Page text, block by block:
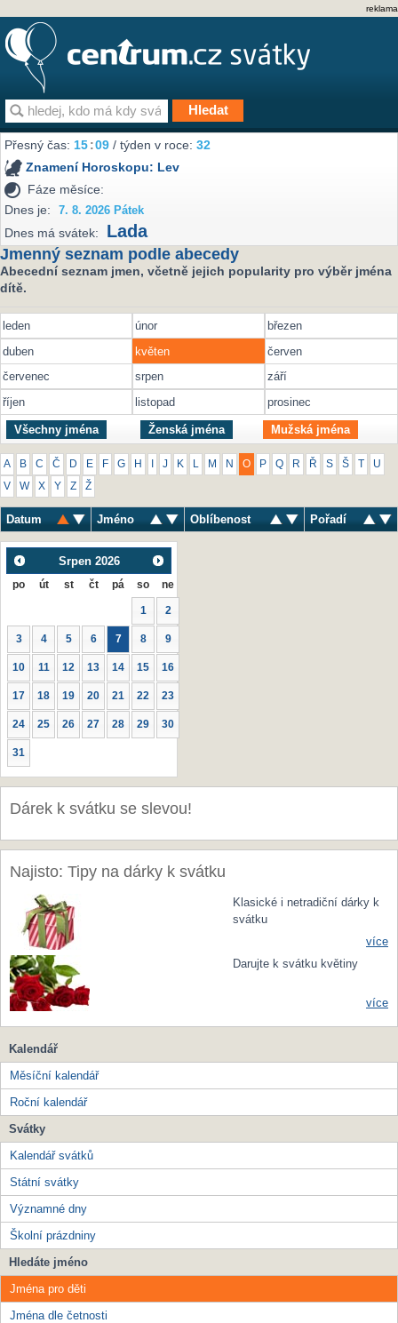
reklama
Přesný čas:15 09 / týden v roce:32
Znamení Horoskopu: Lev
Fáze měsíce:
Dnes je:
7. 8. 2026 Pátek
Dnes má svátek: Lada
Jmenný seznam podle abecedy
Abecední seznam jmen, včetně jejich popularity pro výběr jména
dítě.
leden únor
březen
duben
květen
červen
červenec
srpen
září
říjen
listopad prosinec
Všechny jména Ženská jména Mužská jména
A B C Č D E F G H J K M N O P Q R Ř S Š U
V W X Y Z Ž
Datum Jméno Oblíbenost Pořadí
Srpen 2026
po út st čt pá so ne
1 2
3 4 5 6 7 8 9
10 11 12 13 14 15 16
17 18 19 20 21 22 23
24 25 26 27 28 29 30
31
Dárek k svátku se slevou!
Najisto: Tipy na dárky k svátku
Klasické i netradiční dárky k
svátku
více
Darujte k svátku květiny
více
Kalendář
Měsíční kalendář
Roční kalendář
Svátky
Kalendář svátků
Státní svátky
Významné dny
Školní prázdniny
Hledáte jméno
Jména pro děti
Jména dle četnosti